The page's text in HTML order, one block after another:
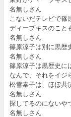
名無しさん
こないだテレビで篠
ディープキスのこと
名無しさん
篠原涼子は別に黒歴
名無しさん
篠原涼子は黒歴史に
なんで、それをイジ
松雪泰子は、ほぼ共
名無しさん
探してるのにないや
名無しさん